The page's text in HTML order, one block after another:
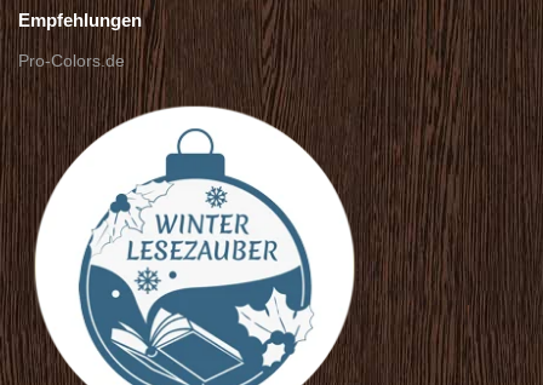
Empfehlungen
Pro-Colors.de